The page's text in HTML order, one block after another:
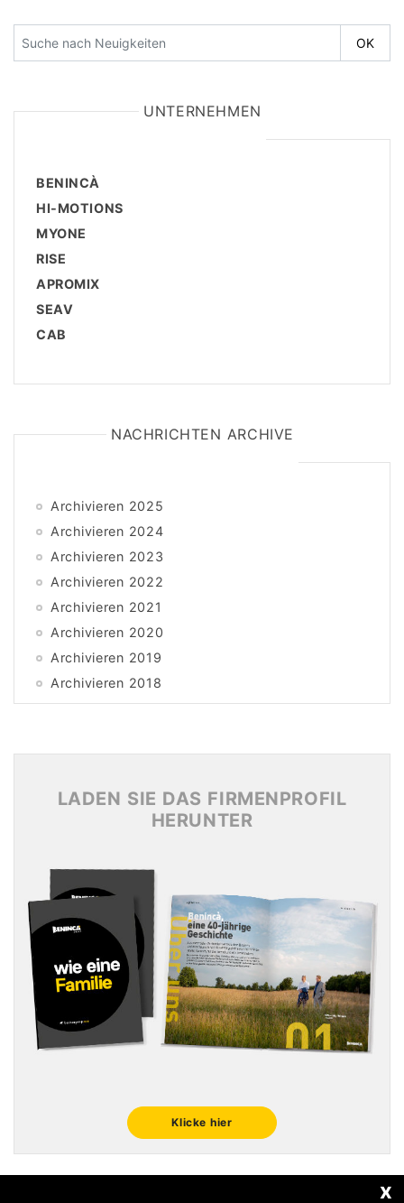
UNTERNEHMEN
BENINCÀ
HI-MOTIONS
MYONE
RISE
APROMIX
SEAV
CAB
NACHRICHTEN ARCHIVE
Archivieren 2025
Archivieren 2024
Archivieren 2023
Archivieren 2022
Archivieren 2021
Archivieren 2020
Archivieren 2019
Archivieren 2018
Archivieren 2017
Archivieren 2015
LADEN SIE DAS FIRMENPROFIL
HERUNTER
Klicke hier
x